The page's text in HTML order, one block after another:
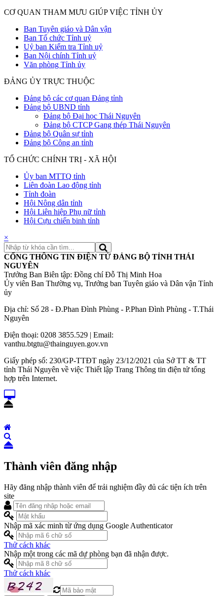
CƠ QUAN THAM MƯU GIÚP VIỆC TỈNH ỦY
Ban Tuyên giáo và Dân vận
Ban Tổ chức Tỉnh uỷ
Uỷ ban Kiểm tra Tỉnh uỷ
Ban Nội chính Tỉnh uỷ
Văn phòng Tỉnh ủy
ĐẢNG ỦY TRỰC THUỘC
Đảng bộ các cơ quan Đảng tỉnh
Đảng bộ UBND tỉnh
Đảng bộ Đại học Thái Nguyên
Đảng bộ CTCP Gang thép Thái Nguyên
Đảng bộ Quân sự tỉnh
Đảng bộ Công an tỉnh
TỔ CHỨC CHÍNH TRỊ - XÃ HỘI
Ủy ban MTTQ tỉnh
Liên đoàn Lao động tỉnh
Tỉnh đoàn
Hội Nông dân tỉnh
Hội Liên hiệp Phụ nữ tỉnh
Hội Cựu chiến binh tỉnh
×
CỔNG THÔNG TIN ĐIỆN TỬ ĐẢNG BỘ TỈNH THÁI
NGUYÊN
Trưởng Ban Biên tập: Đồng chí Đỗ Thị Minh Hoa
Ủy viên Ban Thường vụ, Trưởng ban Tuyên giáo và Dân vận Tỉnh
ủy
Địa chỉ: Số 28 - Đ.Phan Đình Phùng - P.Phan Đình Phùng - T.Thái
Nguyên
Điện thoại: 0208 3855.529 | Email:
vanthu.btgtu@thainguyen.gov.vn
Giấy phép số: 230/GP-TTĐT ngày 23/12/2021 của Sở TT & TT
tỉnh Thái Nguyên về việc Thiết lập Trang Thông tin điện tử tổng
hợp trên Internet.
Thành viên đăng nhập
Hãy đăng nhập thành viên để trải nghiệm đầy đủ các tiện ích trên
site
Nhập mã xác minh từ ứng dụng Google Authenticator
Thử cách khác
Nhập một trong các mã dự phòng bạn đã nhận được.
Thử cách khác